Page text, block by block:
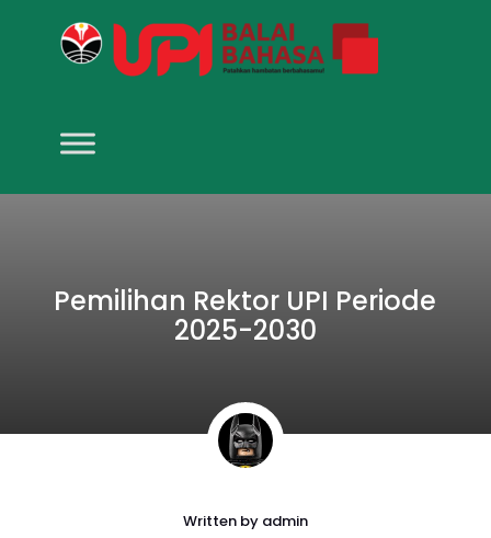
Pemilihan Rektor UPI Periode
2025-2030
Written by admin